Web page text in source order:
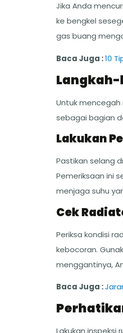
Jika Anda
ke bengkel
gas buang
Baca Juga :10
Langkah-
Untuk
sebagai bagian
Lakukan
Pastikan selang
Pemeriksaan ini
menjaga suhu
Cek
Periksa kondisi
kebocoran.
menggantinya,
Baca Juga :